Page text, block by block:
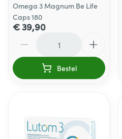
Omega 3 Magnum Be Life
Caps 180
€ 39,90
Bestel